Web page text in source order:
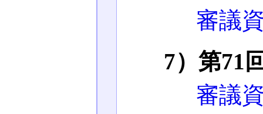
審議
7）第71
審議